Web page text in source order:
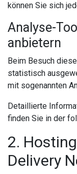
können Sie sich
Analyse-
anbietern
Beim Besuch
statistisch
mit sogenannten
Detaillierte
finden Sie in der
2.
Delivery